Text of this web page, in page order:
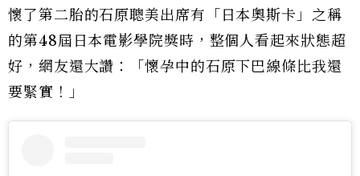
懷了第二胎的石原聰美出席有「日本奧斯卡」之稱
的第48屆日本電影學院獎時，整個人看起來狀態超
好，網友還大讚：「懷孕中的石原下巴線條比我還
要緊實！」